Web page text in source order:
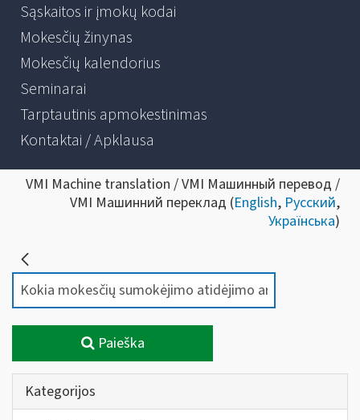
Sąskaitos ir įmokų kodai
Mokesčių žinynas
Mokesčių kalendorius
Seminarai
Tarptautinis apmokestinimas
Kontaktai / Apklausa
VMI Machine translation / VMI Машинный перевод /
VMI Машинний переклад (English, Русский,
Українська)
Paieška
Kategorijos